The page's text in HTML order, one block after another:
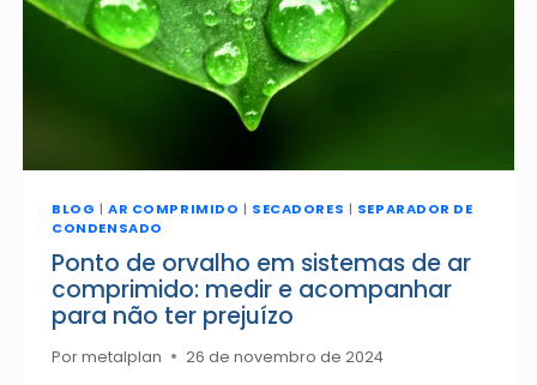
BLOG |AR COMPRIMIDO | SECADORES | SEPARADOR DE
CONDENSADO
Ponto de orvalho em sistemas de ar
comprimido: medir e acompanhar
para não ter prejuízo
Pormetalplan 26 de novembro de 2024